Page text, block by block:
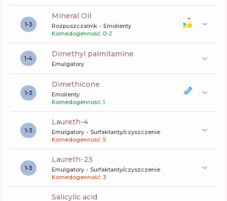
1-3
Mineral Oil
Rozpuszczalnik
Emolienty
Komedogenność: 0-2
1-4 dimethyl palmitamine
Emulgatory
1-3
dimethicone
Emolienty
Komedogenność: 1
1-3
laureth-4
Emulgatory
Surfaktanty/czyszczenie
Komedogenność: 5
1-3
laureth-23
Emulgatory
Surfaktanty/czyszczenie
Komedogenność: 3
salicylic acid